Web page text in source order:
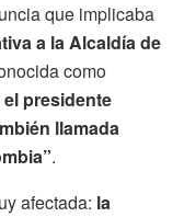
que implicaba
a la Alcaldía de
como
el presidente
llamada
.
afectada: la